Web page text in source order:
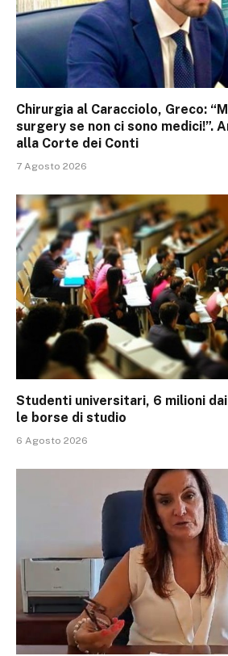
Chirurgia al Caracciolo, Greco:
surgery se non ci sono medici!”.
alla Corte dei Conti
7 Agosto 2026
Studenti universitari, 6 milioni
le borse di studio
6 Agosto 2026